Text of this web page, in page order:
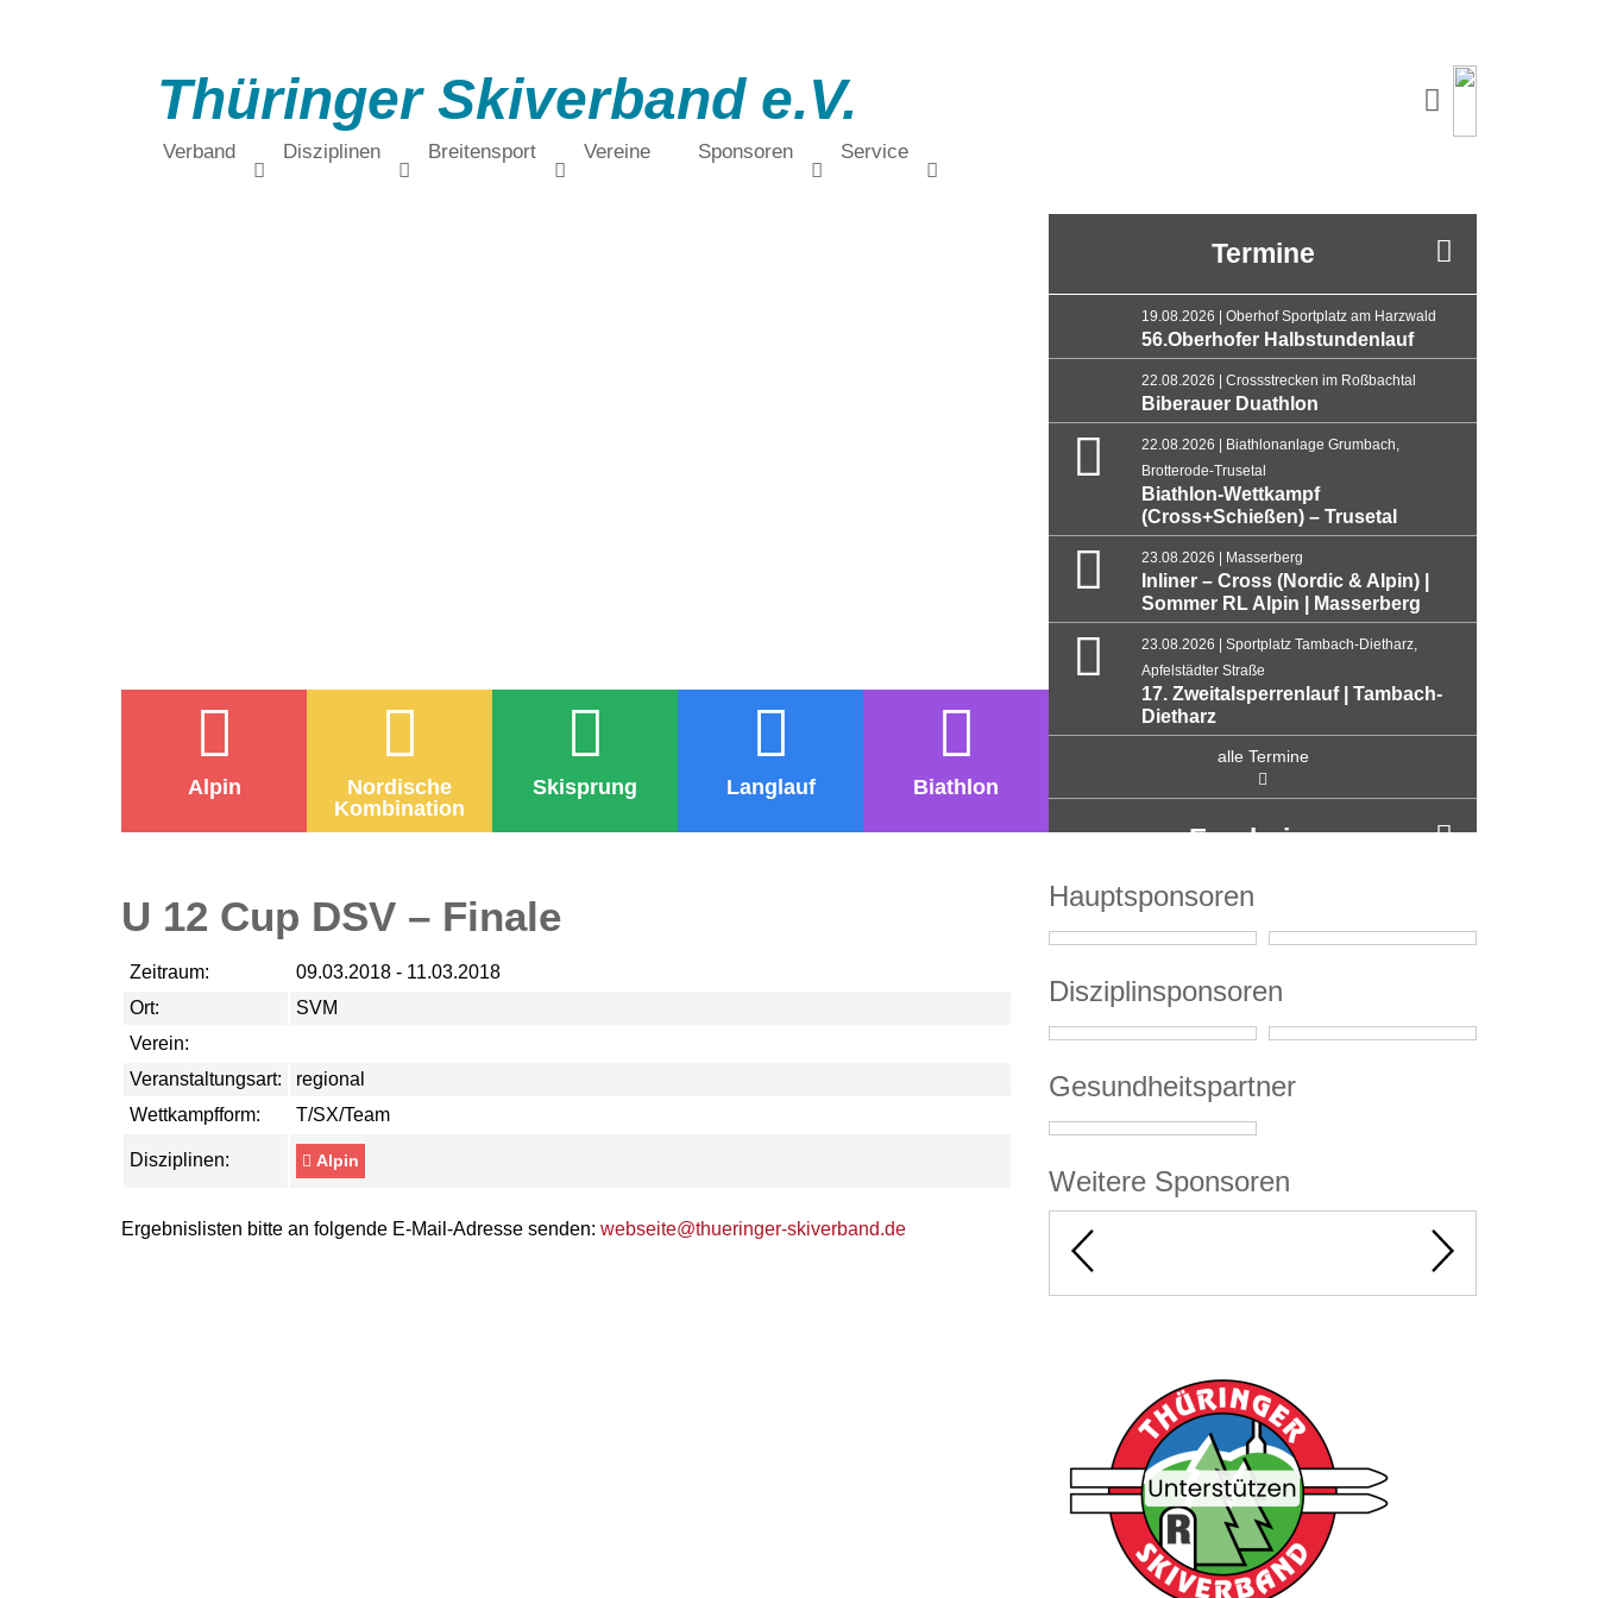
Thüringer Skiverband e.V.
Verband Disziplinen Breitensport Vereine Sponsoren Service
Alpin
Nordische
Kombination
Skisprung Langlauf Biathlon
Termine
19.08.2026 | Oberhof Sportplatz am Harzwald
56.Oberhofer Halbstundenlauf
22.08.2026 | Crossstrecken im Roßbachtal
Biberauer Duathlon
22.08.2026 | Biathlonanlage Grumbach,
Brotterode-Trusetal
Biathlon-Wettkampf
(Cross+Schießen) – Trusetal
23.08.2026 | Masserberg
Inliner – Cross (Nordic & Alpin) |
Sommer RL Alpin | Masserberg
23.08.2026 | Sportplatz Tambach-Dietharz,
Apfelstädter Straße
17. Zweitalsperrenlauf | Tambach-
Dietharz
alle Termine
Ergebnisse
U 12 Cup DSV – Finale
Zeitraum:
09.03.2018 - 11.03.2018
Ort:
SVM
Verein:
Veranstaltungsart:
regional
Wettkampfform:
T/SX/Team
Disziplinen: Alpin
Ergebnislisten bitte an folgende E-Mail-Adresse senden: webseite@thueringer-skiverband.de
Hauptsponsoren
Disziplinsponsoren
Gesundheitspartner
Weitere Sponsoren